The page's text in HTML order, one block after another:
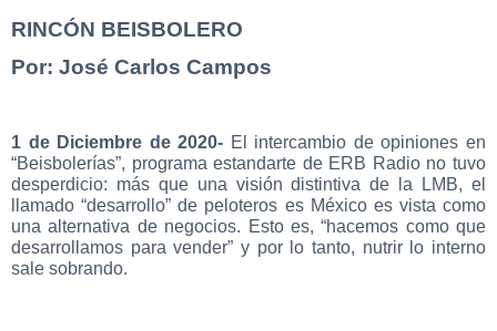
RINCÓN BEISBOLERO
Por: José Carlos Campos
1 de Diciembre de 2020- El intercambio de opiniones en
“Beisbolerías”, programa estandarte de ERB Radio no tuvo
desperdicio: más que una visión distintiva de la LMB, el
llamado “desarrollo” de peloteros es México es vista como
una alternativa de negocios. Esto es, “hacemos como que
desarrollamos para vender” y por lo tanto, nutrir lo interno
sale sobrando.